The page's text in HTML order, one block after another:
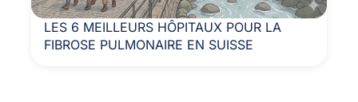
LES 6 MEILLEURS HÔPITAUX POUR LA
FIBROSE PULMONAIRE EN SUISSE